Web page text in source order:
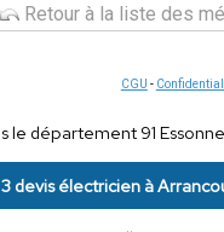
Retour à la liste des
CGU -
le département 91
devis électricien à